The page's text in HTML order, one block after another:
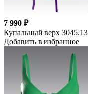
7 990 ₽
Купальный верх 3045.13
Добавить в избранное